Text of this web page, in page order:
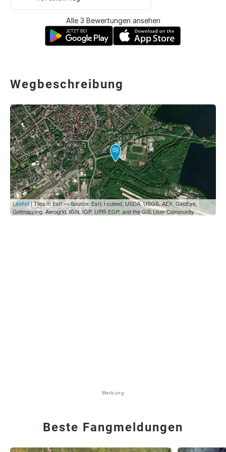
Alle 3 Bewertungen ansehen
Wegbeschreibung
Leaflet| Tiles © Esri — Source: Esri, i-cubed, USDA, USGS, AEX, GeoEye,
Getmapping, Aerogrid, IGN, IGP, UPR-EGP, and the GIS User Community
Werbung
Beste Fangmeldungen